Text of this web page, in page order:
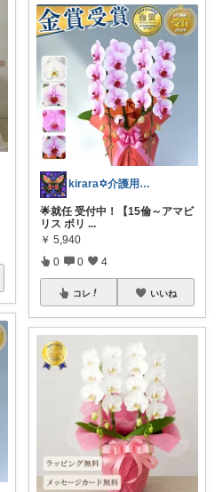
kirara✡介護用品🌈
🌟就任 受付中！【15倫～アマビ
リス ボリ ...
￥ 5,940
0 0 4
コレ いいね